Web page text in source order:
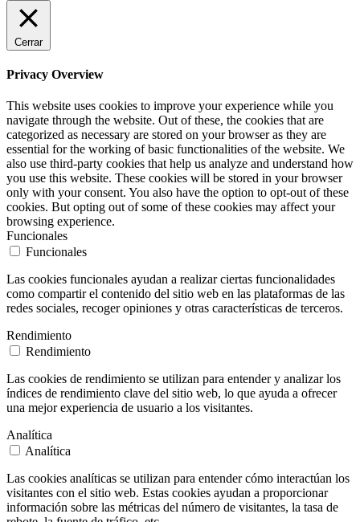
Cerrar
Privacy Overview
This website uses cookies to improve your experience while you
navigate through the website. Out of these, the cookies that are
categorized as necessary are stored on your browser as they are
essential for the working of basic functionalities of the website. We
also use third-party cookies that help us analyze and understand how
you use this website. These cookies will be stored in your browser
only with your consent. You also have the option to opt-out of these
cookies. But opting out of some of these cookies may affect your
browsing experience.
Funcionales
Funcionales
Las cookies funcionales ayudan a realizar ciertas funcionalidades
como compartir el contenido del sitio web en las plataformas de las
redes sociales, recoger opiniones y otras características de terceros.
Rendimiento
Rendimiento
Las cookies de rendimiento se utilizan para entender y analizar los
índices de rendimiento clave del sitio web, lo que ayuda a ofrecer
una mejor experiencia de usuario a los visitantes.
Analítica
Analítica
Las cookies analíticas se utilizan para entender cómo interactúan los
visitantes con el sitio web. Estas cookies ayudan a proporcionar
información sobre las métricas del número de visitantes, la tasa de